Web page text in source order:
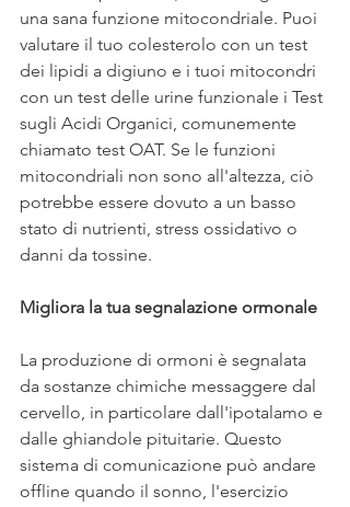
una sana funzione mitocondriale. Puoi
valutare il tuo colesterolo con un test
dei lipidi a digiuno e i tuoi mitocondri
con un test delle urine funzionale i Test
sugli Acidi Organici, comunemente
chiamato test OAT. Se le funzioni
mitocondriali non sono all'altezza, ciò
potrebbe essere dovuto a un basso
stato di nutrienti, stress ossidativo o
danni da tossine.
Migliora la tua segnalazione ormonale
La produzione di ormoni è segnalata
da sostanze chimiche messaggere dal
cervello, in particolare dall'ipotalamo e
dalle ghiandole pituitarie. Questo
sistema di comunicazione può andare
offline quando il sonno, l'esercizio